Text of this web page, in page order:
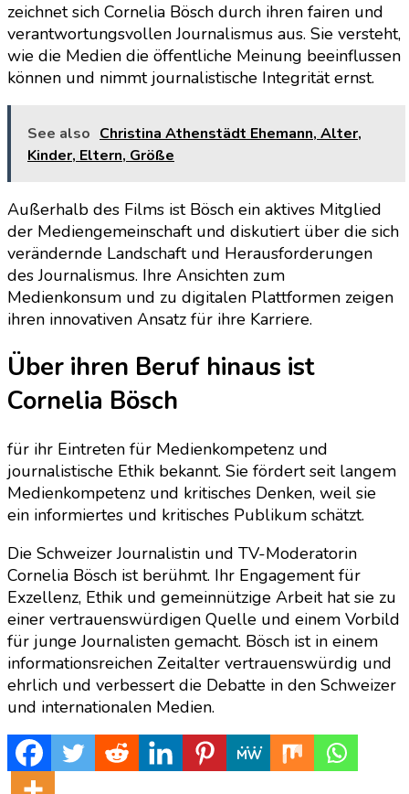
zeichnet sich Cornelia Bösch durch ihren fairen und
verantwortungsvollen Journalismus aus. Sie versteht,
wie die Medien die öffentliche Meinung beeinflussen
können und nimmt journalistische Integrität ernst.
See also Christina Athenstädt Ehemann, Alter,
Kinder, Eltern, Größe
Außerhalb des Films ist Bösch ein aktives Mitglied
der Mediengemeinschaft und diskutiert über die sich
verändernde Landschaft und Herausforderungen
des Journalismus. Ihre Ansichten zum
Medienkonsum und zu digitalen Plattformen zeigen
ihren innovativen Ansatz für ihre Karriere.
Über ihren Beruf hinaus ist
Cornelia Bösch
für ihr Eintreten für Medienkompetenz und
journalistische Ethik bekannt. Sie fördert seit langem
Medienkompetenz und kritisches Denken, weil sie
ein informiertes und kritisches Publikum schätzt.
Die Schweizer Journalistin und TV-Moderatorin
Cornelia Bösch ist berühmt. Ihr Engagement für
Exzellenz, Ethik und gemeinnützige Arbeit hat sie zu
einer vertrauenswürdigen Quelle und einem Vorbild
für junge Journalisten gemacht. Bösch ist in einem
informationsreichen Zeitalter vertrauenswürdig und
ehrlich und verbessert die Debatte in den Schweizer
und internationalen Medien.